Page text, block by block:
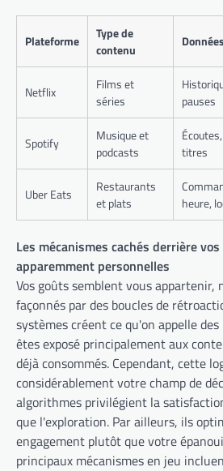
Plateforme
Type de
contenu
Netflix
Films et
séries
pauses
Spotify
Musique et
podcasts
titres
Uber Eats
Restaurants
et plats
heure,
Les mécanismes cachés derrière
apparemment personnelles
Vos goûts semblent vous
façonnés par des boucles de
systèmes créent ce qu'on appelle
êtes exposé principalement aux
déjà consommés. Cependant, cette
considérablement votre champ de
algorithmes privilégient la
que l'exploration. Par ailleurs, ils
engagement plutôt que votre
principaux mécanismes en jeu